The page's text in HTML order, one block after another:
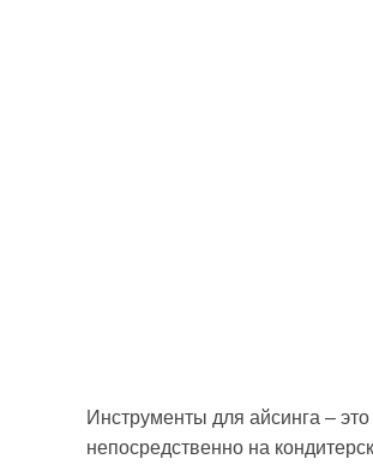
Инструменты для айсинга –
непосредственно на